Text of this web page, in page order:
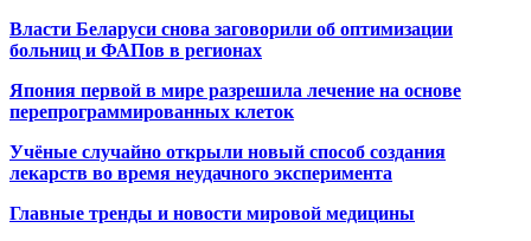
Власти Беларуси снова заговорили об оптимизации
больниц и ФАПов в регионах
Япония первой в мире разрешила лечение на основе
перепрограммированных клеток
Учёные случайно открыли новый способ создания
лекарств во время неудачного эксперимента
Главные тренды и новости мировой медицины